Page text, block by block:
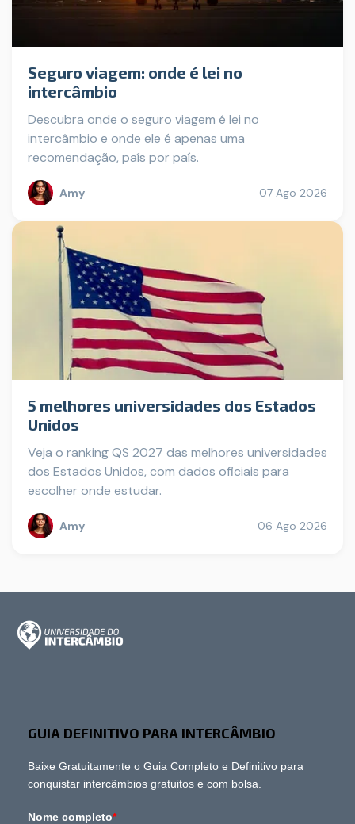
Seguro viagem: onde é lei no
intercâmbio
Descubra onde o seguro viagem é lei no
intercâmbio e onde ele é apenas uma
recomendação, país por país.
Amy 07 Ago 2026
5 melhores universidades dos Estados
Unidos
Veja o ranking QS 2027 das melhores universidades
dos Estados Unidos, com dados oficiais para
escolher onde estudar.
Amy 06 Ago 2026
GUIA DEFINITIVO PARA INTERCÂMBIO
Baixe Gratuitamente o Guia Completo e Definitivo para
conquistar intercâmbios gratuitos e com bolsa.
Nome completo*